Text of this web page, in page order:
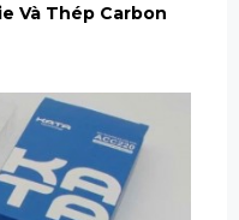
Và Thép Carbon